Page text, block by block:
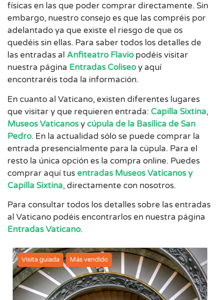
físicas en las que poder comprar directamente. Sin
embargo, nuestro consejo es que las compréis por
adelantado ya que existe el riesgo de que os
quedéis sin ellas. Para saber todos los detalles de
las entradas al Anfiteatro Flaviopodéis visitar
nuestra página Entradas Coliseoy aquí
encontraréis toda la información.
En cuanto al Vaticano, existen diferentes lugares
que visitar y que requieren entrada: Capilla Sixtina,
Museos Vaticanosycúpula de la Basílica de San
Pedro. En la actualidad sólo se puede comprar la
entrada presencialmente para la cúpula. Para el
resto la única opción es la compra online. Puedes
comprar aquí tusentradas Museos Vaticanos y
Capilla Sixtina, directamente con nosotros.
Para consultar todos los detalles sobre las entradas
al Vaticano podéis encontrarlos en nuestra página
Entradas Vaticano.
Visita guiada Más vendido